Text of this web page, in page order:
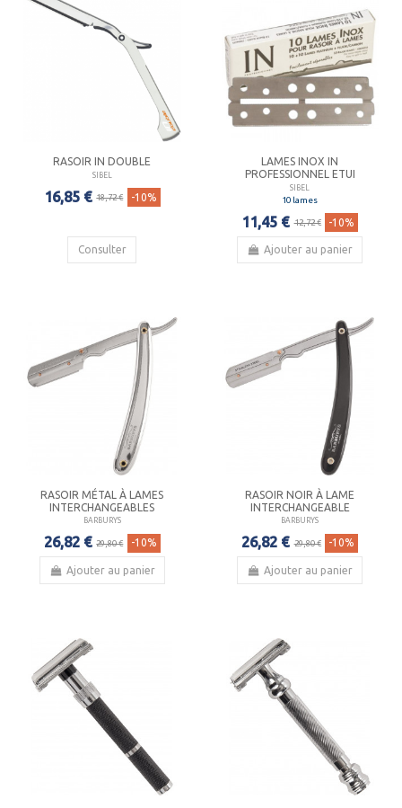
RASOIR IN DOUBLE
SIBEL
16,85 € 18,72 € -10%
Consulter
LAMES INOX IN
PROFESSIONNEL ETUI
SIBEL
10 lames
11,45 € 12,72 € -10%
Ajouter au panier
RASOIR MÉTAL À LAMES
INTERCHANGEABLES
BARBURYS
26,82 € 29,80 € -10%
Ajouter au panier
RASOIR NOIR À LAME
INTERCHANGEABLE
BARBURYS
26,82 € 29,80 € -10%
Ajouter au panier